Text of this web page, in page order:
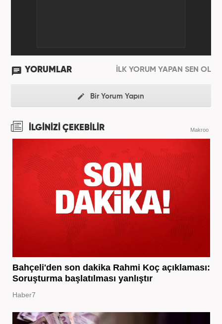
YORUMLAR İLK YORUM YAPAN SEN OL
Bir Yorum Yapın
İLGİNİZİ ÇEKEBİLİR Makroo
Bahçeli'den son dakika Rahmi Koç açıklaması:
Soruşturma başlatılması yanlıştır
Haber7